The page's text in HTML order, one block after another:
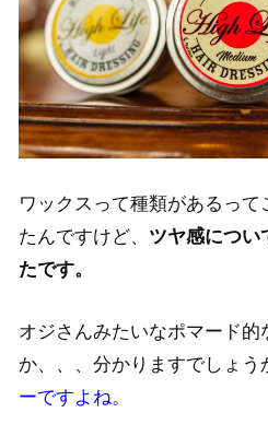
ワックスって種類があるっ
たんですけど、 ツヤ感につい
たです。
オジさんみたいなポマード
か、、、分かりますでしょう
ーですよね。